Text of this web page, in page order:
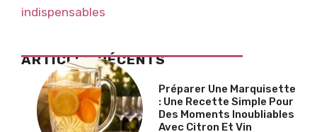
indispensables
ARTICLES RÉCENTS
Préparer Une Marquisette
: Une Recette Simple Pour
Des Moments Inoubliables
Avec Citron Et Vin